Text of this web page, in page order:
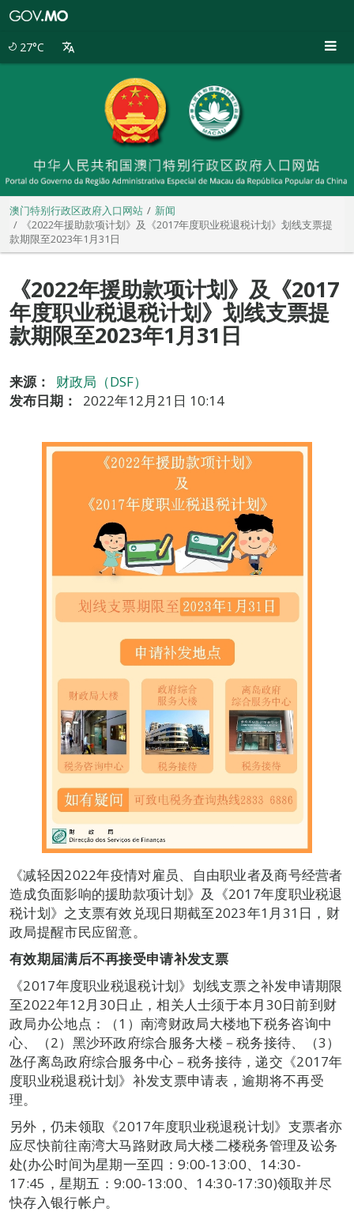
27°C
澳门特别行政区政府入口网站
新闻
《2022年援助款项计划》及《2017年度职业税退税计划》划线支票提
款期限至2023年1月31日
《2022年援助款项计划》及《2017
年度职业税退税计划》划线支票提
款期限至2023年1月31日
来源：
财政局（DSF）
发布日期：
2022年12月21日 10:14
《减轻因2022年疫情对雇员、自由职业者及商号经营者
造成负面影响的援助款项计划》及《2017年度职业税退
税计划》之支票有效兑现日期截至2023年1月31日，财
政局提醒市民应留意。
有效期届满后不再接受申请补发支票
《2017年度职业税退税计划》划线支票之补发申请期限
至2022年12月30日止，相关人士须于本月30日前到财
政局办公地点：（1）南湾财政局大楼地下税务咨询中
心、（2）黑沙环政府综合服务大楼－税务接待、（3）
氹仔离岛政府综合服务中心－税务接待，递交《2017年
度职业税退税计划》补发支票申请表，逾期将不再受
理。
另外，仍未领取《2017年度职业税退税计划》支票者亦
应尽快前往南湾大马路财政局大楼二楼税务管理及讼务
处(办公时间为星期一至四：9:00-13:00、14:30-
17:45，星期五：9:00-13:00、14:30-17:30)领取并尽
快存入银行帐户。